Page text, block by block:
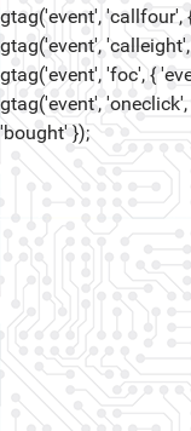
gtag('event', 'callfour',
gtag('event',
gtag('event', 'foc', {
gtag('event',
'bought' });